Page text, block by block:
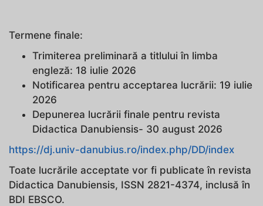
Termene finale:
Trimiterea preliminară a titlului în limba
engleză: 18 iulie 2026
Notificarea pentru acceptarea lucrării: 19 iulie
2026
Depunerea lucrării finale pentru revista
Didactica Danubiensis- 30 august 2026
https://dj.univ-danubius.ro/index.php/DD/index
Toate lucrările acceptate vor fi publicate în revista
Didactica Danubiensis, ISSN 2821-4374, inclusă în
BDI EBSCO.